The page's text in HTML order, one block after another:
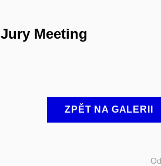
Meeting
ZPĚT NA GALERII